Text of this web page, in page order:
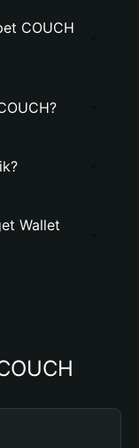
COUCH
Wallet